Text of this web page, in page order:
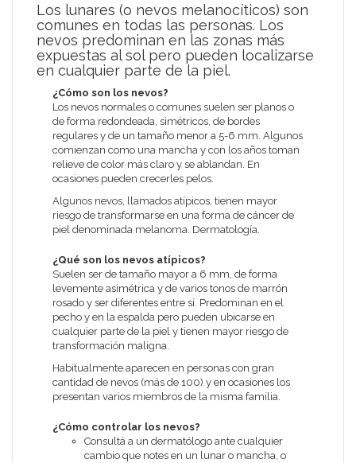
Los lunares (o nevos melanocíticos) son
comunes en todas las personas. Los
nevos predominan en las zonas más
expuestas al sol pero pueden localizarse
en cualquier parte de la piel.
¿Cómo son los nevos?
Los nevos normales o comunes suelen ser planos o
de forma redondeada, simétricos, de bordes
regulares y de un tamaño menor a 5-6 mm. Algunos
comienzan como una mancha y con los años toman
relieve de color más claro y se ablandan. En
ocasiones pueden crecerles pelos.
Algunos nevos, llamados atípicos, tienen mayor
riesgo de transformarse en una forma de cáncer de
piel denominada melanoma. Dermatología.
¿Qué son los nevos atípicos?
Suelen ser de tamaño mayor a 6 mm, de forma
levemente asimétrica y de varios tonos de marrón
rosado y ser diferentes entre sí. Predominan en el
pecho y en la espalda pero pueden ubicarse en
cualquier parte de la piel y tienen mayor riesgo de
transformación maligna.
Habitualmente aparecen en personas con gran
cantidad de nevos (más de 100) y en ocasiones los
presentan varios miembros de la misma familia.
¿Cómo controlar los nevos?
Consultá a un dermatólogo ante cualquier
cambio que notes en un lunar o mancha, o